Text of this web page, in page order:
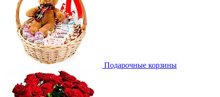
Подарочные корзины